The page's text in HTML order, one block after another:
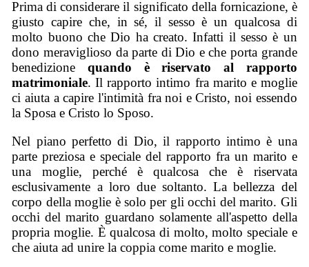
Prima di considerare il significato della fornicazione, è
giusto capire che, in sé, il sesso è un qualcosa di
molto buono che Dio ha creato. Infatti il sesso è un
dono meraviglioso da parte di Dio e che porta grande
benedizione quando è riservato al rapporto
matrimoniale. Il rapporto intimo fra marito e moglie
ci aiuta a capire l'intimità fra noi e Cristo, noi essendo
la Sposa e Cristo lo Sposo.
Nel piano perfetto di Dio, il rapporto intimo è una
parte preziosa e speciale del rapporto fra un marito e
una moglie, perché è qualcosa che è riservata
esclusivamente a loro due soltanto. La bellezza del
corpo della moglie è solo per gli occhi del marito. Gli
occhi del marito guardano solamente all'aspetto della
propria moglie. È qualcosa di molto, molto speciale e
che aiuta ad unire la coppia come marito e moglie.